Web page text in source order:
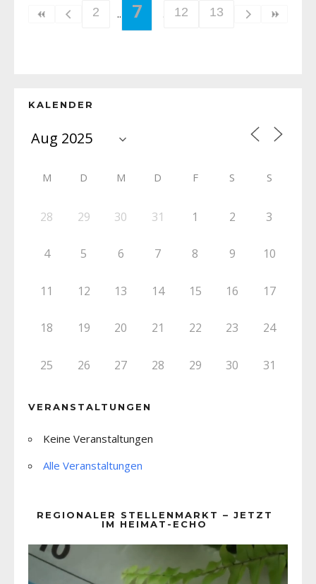
2 7 12 13
KALENDER
M D M D F S S
28 29 30 31 1 2 3
4 5 6 7 8 9 10
11 12 13 14 15 16 17
18 19 20 21 22 23 24
25 26 27 28 29 30 31
VERANSTALTUNGEN
Keine Veranstaltungen
Alle Veranstaltungen
REGIONALER STELLENMARKT – JETZT
IM HEIMAT-ECHO
Player